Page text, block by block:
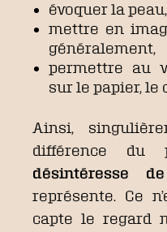
évoquer la peau,
mettre en
généralement,
permettre au
sur le papier, le
Ainsi,
différence du
désintéresse
représente. Ce
capte le regard